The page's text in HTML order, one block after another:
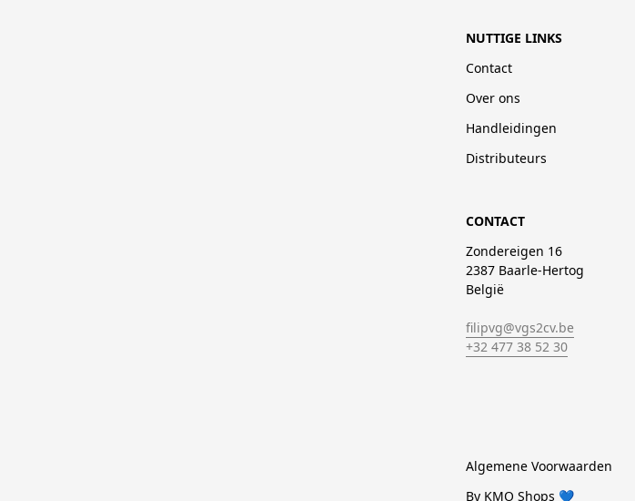
NUTTIGE LINKS
Contact
Over ons
Handleidingen
Distributeurs
CONTACT
Zondereigen 16
2387 Baarle-Hertog
België
filipvg@vgs2cv.be
+32 477 38 52 30
Algemene Voorwaarden
By KMO Shops 💙